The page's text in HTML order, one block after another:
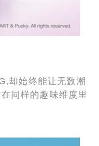
却始终能让无数潮
同样的趣味维度里